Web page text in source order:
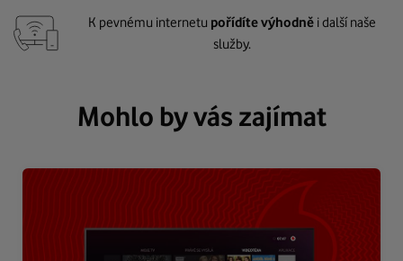
K pevnému internetu pořídíte výhodně i další naše
služby.
Mohlo by vás zajímat